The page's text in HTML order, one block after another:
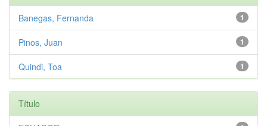
1
Banegas, Fernanda
1
Pinos, Juan
1
Quindi, Toa
Título